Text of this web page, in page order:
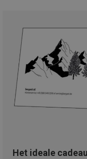
Het ideale cadeau